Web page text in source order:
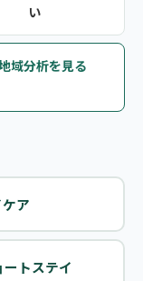
い
域分析を見る
ア
ートステイ